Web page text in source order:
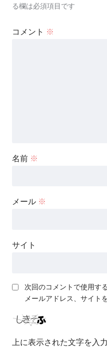
る欄は必須項目です
コメント ※
名前 ※
メール ※
サイト
次回のコメントで使用す
メールアドレス、サイト
上に表示された文字を入